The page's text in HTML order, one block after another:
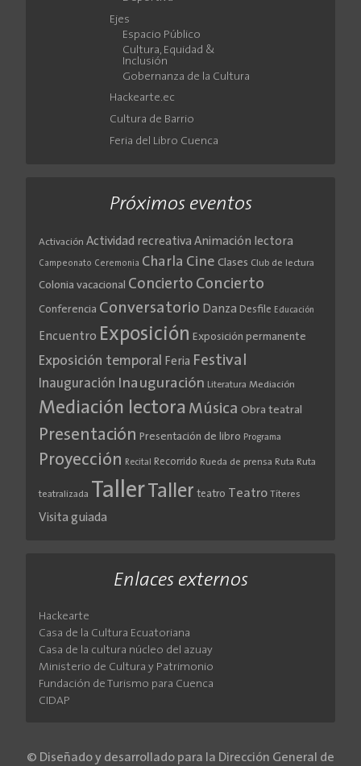
Ejes
Espacio Público
Cultura, Equidad &
Inclusión
Gobernanza de la Cultura
Hackearte.ec
Cultura de Barrio
Feria del Libro Cuenca
Próximos eventos
Activación Actividad recreativa Animación lectora
Campeonato Ceremonia Charla Cine Clases Club de lectura
Colonia vacacional Concierto Concierto
Conferencia Conversatorio Danza Desfile Educación
Encuentro Exposición Exposición permanente
Exposición temporal Feria Festival
Inauguración Inauguración Literatura Mediación
Mediación lectora Música Obra teatral
Presentación Presentación de libro Programa
Proyección Recital Recorrido Rueda de prensa Ruta Ruta
teatralizada TallerTaller teatro Teatro Títeres
Visita guiada
Enlaces externos
Hackearte
Casa de la Cultura Ecuatoriana
Casa de la cultura núcleo del azuay
Ministerio de Cultura y Patrimonio
Fundación de Turismo para Cuenca
CIDAP
© Diseñado y desarrollado para la Dirección General de